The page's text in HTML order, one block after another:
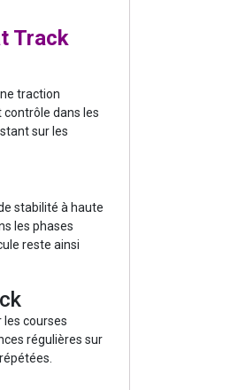
Track
traction
contrôle dans les
sur les
stabilité à haute
les phases
reste ainsi
les courses
régulières sur